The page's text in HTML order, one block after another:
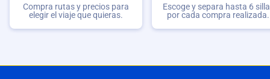
Compra rutas y precios para
elegir el viaje que quieras.
Escoge y separa hasta 6
por cada compra realizada.